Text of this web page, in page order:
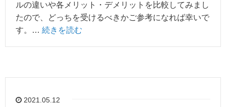
ルの違いや各メリット・デメリットを比較してみまし
たので、どっちを受けるべきかご参考になれば幸いで
す。… 続きを読む
2021.05.12